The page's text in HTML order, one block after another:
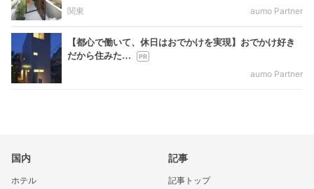
関東
aumo Partner
【都心で働いて、休日はおでかけを実現】おでかけ好き
だから住みた…
aumo Partner
国内
ホテル
記事
記事トップ